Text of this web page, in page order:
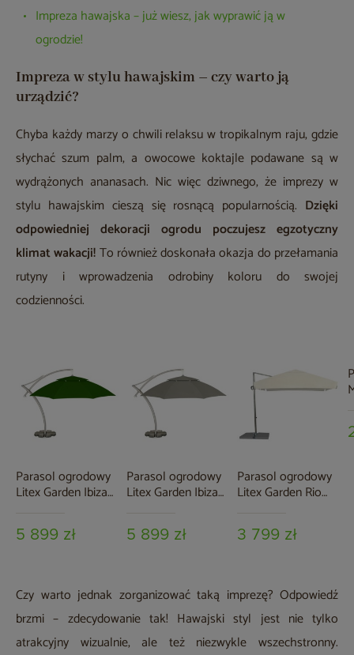
Impreza hawajska – już wiesz, jak wyprawić ją w
ogrodzie!
Impreza w stylu hawajskim – czy warto ją
urządzić?
Chyba każdy marzy o chwili relaksu w tropikalnym raju, gdzie
słychać szum palm, a owocowe koktajle podawane są w
wydrążonych ananasach. Nic więc dziwnego, że imprezy w
stylu hawajskim cieszą się rosnącą popularnością. Dzięki
odpowiedniej dekoracji ogrodu poczujesz egzotyczny
klimat wakacji!To również doskonała okazja do przełamania
rutyny i wprowadzenia odrobiny koloru do swojej
codzienności.
Parasol ogrodowy
Litex Garden Ibiza
5 899 zł
Parasol ogrodowy
Litex Garden Ibiza
5 899 zł
Parasol ogrodowy
Litex Garden Rio
3 799 zł
Czy warto jednak zorganizować taką imprezę? Odpowiedź
brzmi – zdecydowanie tak! Hawajski styl jest nie tylko
atrakcyjny wizualnie, ale też niezwykle wszechstronny.